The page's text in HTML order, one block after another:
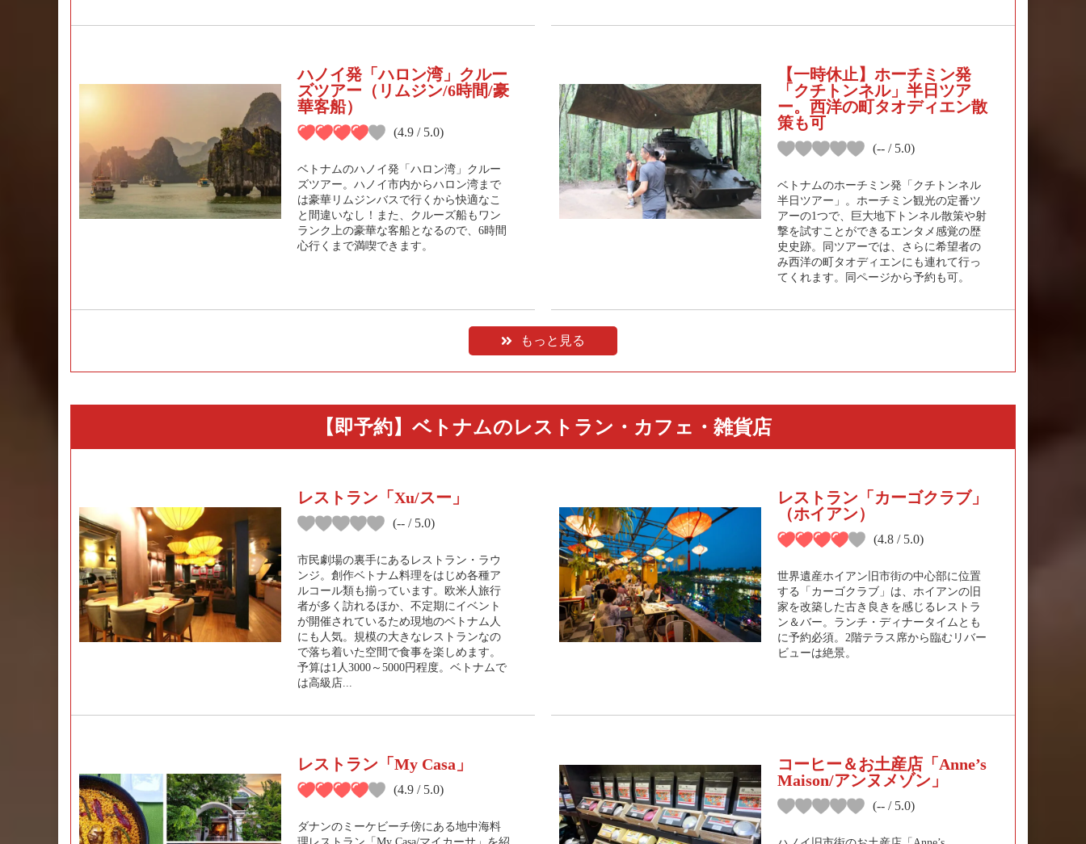
ハノイ発「ハロン湾」クルー
ズツアー（リムジン/6時間/豪
華客船）
(4.9 / 5.0)
ベトナムのハノイ発「ハロン湾」クルー
ズツアー。ハノイ市内からハロン湾まで
は豪華リムジンバスで行くから快適なこ
と間違いなし！また、クルーズ船もワン
ランク上の豪華な客船となるので、6時間
心行くまで満喫できます。
【一時休止】ホーチミン発
「クチトンネル」半日ツア
ー。西洋の町タオディエン散
策も可
(-- / 5.0)
ベトナムのホーチミン発「クチトンネル
半日ツアー」。ホーチミン観光の定番ツ
アーの1つで、巨大地下トンネル散策や射
撃を試すことができるエンタメ感覚の歴
史史跡。同ツアーでは、さらに希望者の
み西洋の町タオディエンにも連れて行っ
てくれます。同ページから予約も可。
もっと見る
【即予約】ベトナムのレストラン・カフェ・雑貨店
レストラン「Xu/スー」
(-- / 5.0)
市民劇場の裏手にあるレストラン・ラウ
ンジ。創作ベトナム料理をはじめ各種ア
ルコール類も揃っています。欧米人旅行
者が多く訪れるほか、不定期にイベント
が開催されているため現地のベトナム人
にも人気。規模の大きなレストランなの
で落ち着いた空間で食事を楽しめます。
予算は1人3000～5000円程度。ベトナムで
は高級店...
レストラン「カーゴクラブ」
（ホイアン）
(4.8 / 5.0)
世界遺産ホイアン旧市街の中心部に位置
する「カーゴクラブ」は、ホイアンの旧
家を改築した古き良きを感じるレストラ
ン＆バー。ランチ・ディナータイムとも
に予約必須。2階テラス席から臨むリバー
ビューは絶景。
レストラン「My Casa」
(4.9 / 5.0)
ダナンのミーケビーチ傍にある地中海料
コーヒー＆お土産店「Anne’s
Maison/アンヌメゾン」
(-- / 5.0)